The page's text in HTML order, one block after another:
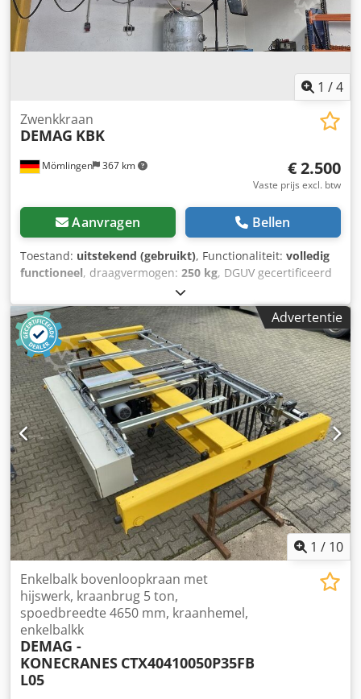
1 /4
Mömlingen 367 km
Zwenkkraan
DEMAG KBK
€ 2.500
Vaste prijs excl. btw
Aanvragen Bellen
Toestand: uitstekend (gebruikt), Functionaliteit: volledig
functioneel, draagvermogen: 250 kg, DGUV gecertificeerd
documentatie / handleiding
bieden deze zeer goed onderhouden DEMAG KBK
kraanarm aan. Fabrikant: Terex MHPS GmbH Type: KBK
Csdpfx Agozrp Eke Sjrf Draagvermogen: 250 kg Bouwjaar:
Fabrieknummer: Serienummer: Mocht u vragen hebben of
meer informatie nodig hebben, neem dan gerust contact
met ons op via een bericht of een telefoontje.
Advertentie
1 / 10
Enkelbalk bovenloopkraan met
hijswerk, kraanbrug 5 ton,
spoedbreedte 4650 mm, kraanhemel,
enkelbalkk
DEMAG -
KONECRANES CTX40410050P35FB
L05